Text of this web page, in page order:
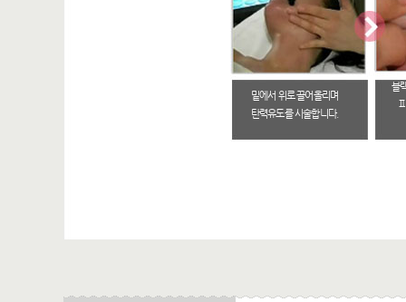
밑에서 위로 끌어올리며
탄력유도를 시술합니다.
블